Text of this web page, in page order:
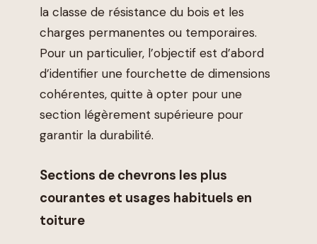
la classe de résistance du bois et les
charges permanentes ou temporaires.
Pour un particulier, l’objectif est d’abord
d’identifier une fourchette de dimensions
cohérentes, quitte à opter pour une
section légèrement supérieure pour
garantir la durabilité.
Sections de chevrons les plus
courantes et usages habituels en
toiture